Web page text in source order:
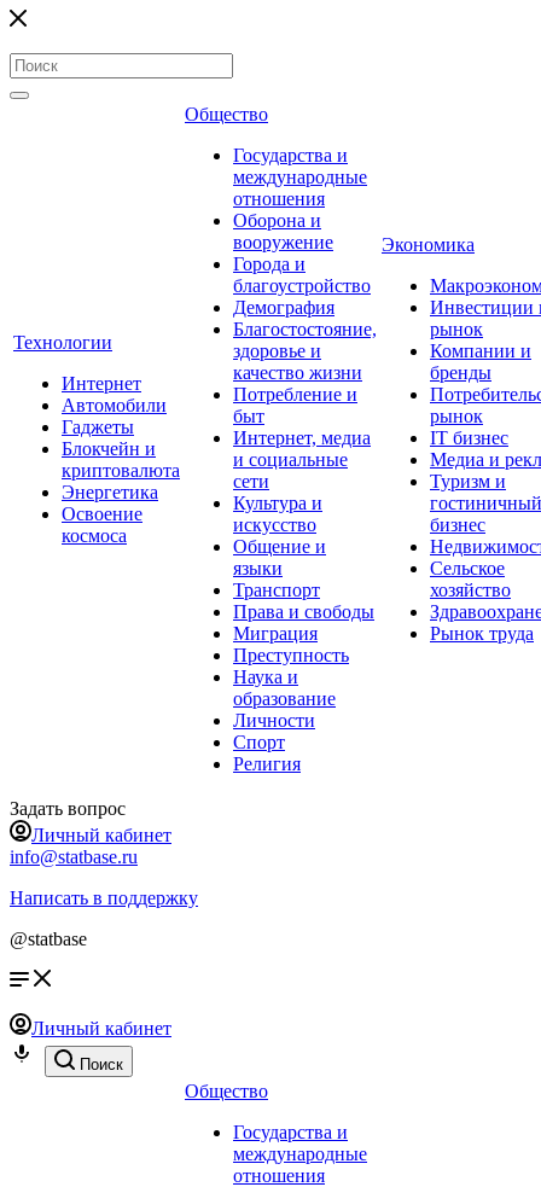
Технологии
Интернет
Автомобили
Гаджеты
Блокчейн и
криптовалюта
Энергетика
Освоение
космоса
Общество
Государства и
международные
отношения
Оборона и
вооружение
Города и
благоустройство
Демография
Благостостояние,
здоровье и
качество жизни
Потребление и
быт
Интернет, медиа
и социальные
сети
Культура и
искусство
Общение и
языки
Транспорт
Права и свободы
Миграция
Преступность
Наука и
образование
Личности
Спорт
Религия
Экономика
Инвестиции
рынок
Компании и
бренды
рынок
IT бизнес
Медиа и
Туризм и
гостиничный
бизнес
Сельское
хозяйство
Рынок труда
Задать вопрос
Личный кабинет
info@statbase.ru
Написать в поддержку
@statbase
Личный кабинет
Поиск
Общество
Государства и
международные
отношения